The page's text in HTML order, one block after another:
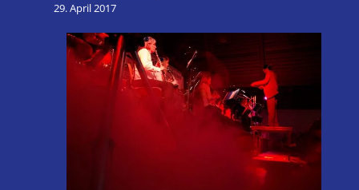
29. April 2017